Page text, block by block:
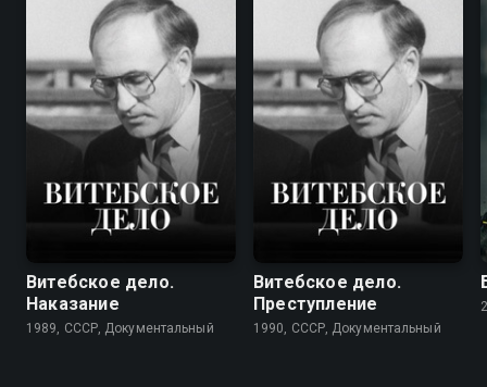
Витебское дело.
Наказание
1989, СССР, Документальный
Витебское дело.
Преступление
1990, СССР, Документальный